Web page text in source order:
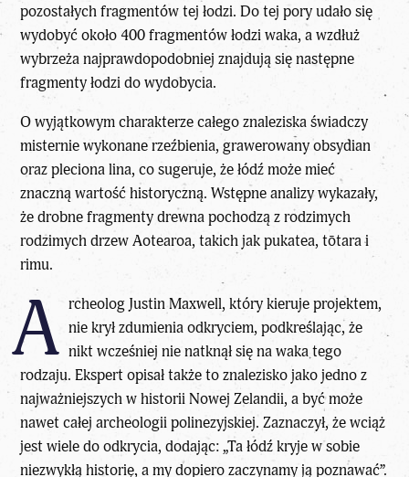
pozostałych fragmentów tej łodzi. Do tej pory udało się
wydobyć około 400 fragmentów łodzi waka, a wzdłuż
wybrzeża najprawdopodobniej znajdują się następne
fragmenty łodzi do wydobycia.
O wyjątkowym charakterze całego znaleziska świadczy
misternie wykonane rzeźbienia, grawerowany obsydian
oraz pleciona lina, co sugeruje, że łódź może mieć
znaczną wartość historyczną. Wstępne analizy wykazały,
że drobne fragmenty drewna pochodzą z rodzimych
rodzimych drzew Aotearoa, takich jak pukatea, tōtara i
rimu.
A rcheolog Justin Maxwell, który kieruje projektem,
nie krył zdumienia odkryciem, podkreślając, że
nikt wcześniej nie natknął się na waka tego
rodzaju. Ekspert opisał także to znalezisko jako jedno z
najważniejszych w historii Nowej Zelandii, a być może
nawet całej archeologii polinezyjskiej. Zaznaczył, że wciąż
jest wiele do odkrycia, dodając: „Ta łódź kryje w sobie
niezwykłą historię, a my dopiero zaczynamy ją poznawać”.